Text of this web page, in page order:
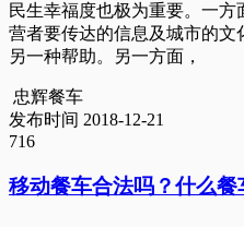
民生幸福度也极为重要。一
营者要传达的信息及城市的
另一种帮助。另一方面，
忠辉餐车
发布时间 2018-12-21
716
移动餐车合法吗？什么餐